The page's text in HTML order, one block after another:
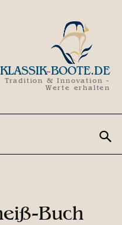
KLASSIK-BOOTE.DE
Tradition & Innovation -
Werte erhalten
Buch